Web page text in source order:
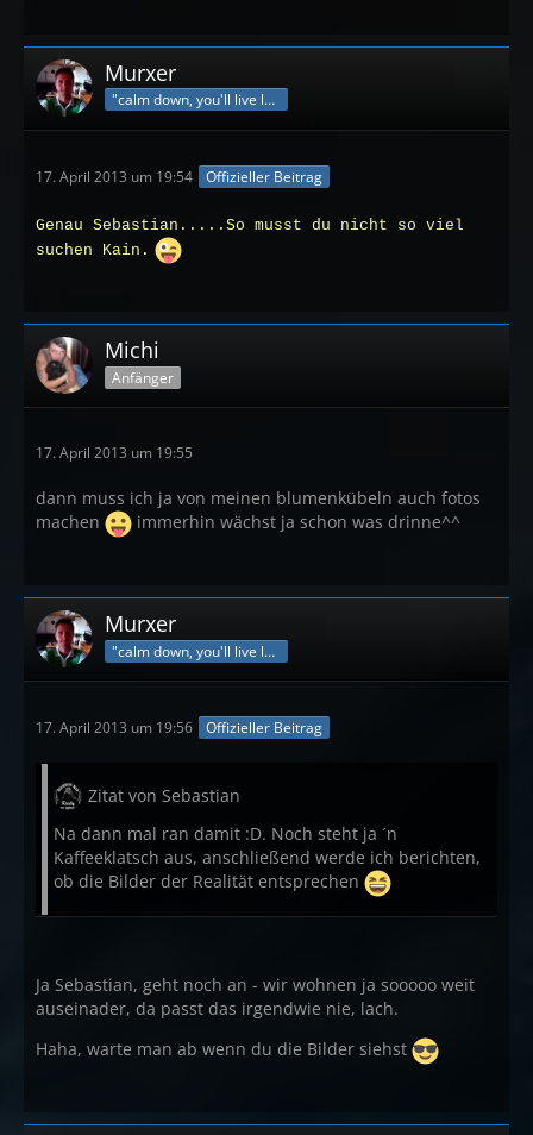
Murxer
"calm down, you'll live longer"
17. April 2013 um 19:54 Offizieller Beitrag
Genau Sebastian.....So musst du nicht so viel
suchen Kain.
Michi
Anfänger
17. April 2013 um 19:55
dann muss ich ja von meinen blumenkübeln auch fotos
machen
immerhin wächst ja schon was drinne^^
Murxer
"calm down, you'll live longer"
17. April 2013 um 19:56 Offizieller Beitrag
Zitat von Sebastian
Na dann mal ran damit :D. Noch steht ja ´n
Kaffeeklatsch aus, anschließend werde ich berichten,
ob die Bilder der Realität entsprechen
Ja Sebastian, geht noch an - wir wohnen ja sooooo weit
auseinader, da passt das irgendwie nie, lach.
Haha, warte man ab wenn du die Bilder siehst